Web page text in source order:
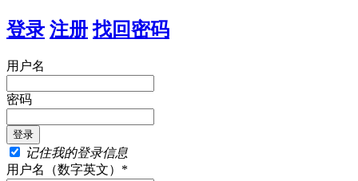
登录 注册 找回密码
用户名
密码
记住我的登录信息
用户名（数字英文）*